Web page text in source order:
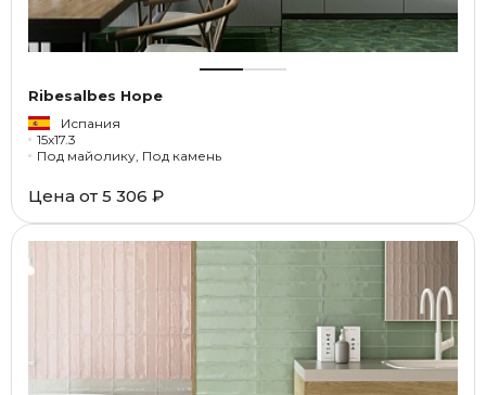
Ribesalbes Hope
Испания
15x17.3
Под майолику, Под камень
Цена от 5 306 ₽